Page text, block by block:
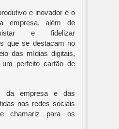
e inovador é o
empresa, além de
e fidelizar
que se destacam no
das mídias digitais,
um perfeito cartão de
da empresa e das
nas redes sociais
chamariz para os